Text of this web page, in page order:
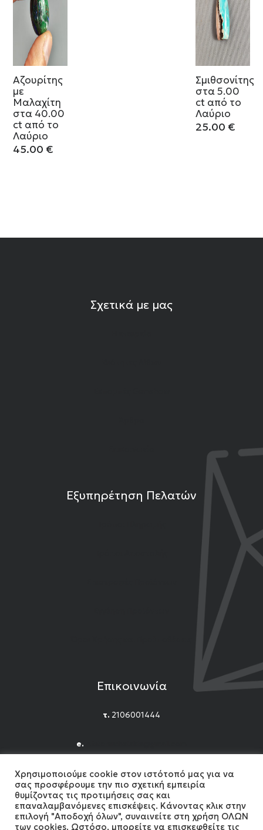
Αζουρίτης
με
Μαλαχίτη
στα 40.00
ct από το
Λαύριο
45.00 €
Σμιθσονίτης
στα 5.00
ct από το
Λαύριο
25.00 €
Σχετικά με μας
Εξυπηρέτηση Πελατών
Επικοινωνία
τ. 2106001444
e.
Facebook
Instagram
YouTube
Χρησιμοποιούμε cookie στον ιστότοπό μας για να
σας προσφέρουμε την πιο σχετική εμπειρία
θυμίζοντας τις προτιμήσεις σας και
επαναλαμβανόμενες επισκέψεις. Κάνοντας κλικ στην
επιλογή "Αποδοχή όλων", συναινείτε στη χρήση ΟΛΩΝ
των cookies. Ωστόσο, μπορείτε να επισκεφθείτε τις